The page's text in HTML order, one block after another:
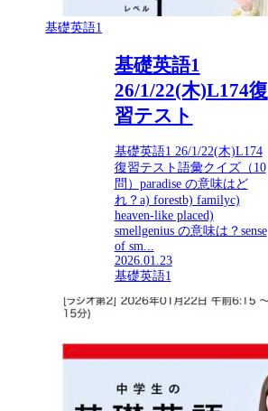
基礎英語1
基礎英語1
26/1/22(木)L174復
習テスト
基礎英語1 26/1/22(木)L174
復習テスト語彙クイズ（10
問）paradise の意味はど
れ？a) forestb) familyc)
heaven-like placed)
smellgenius の意味は？sense
of sm...
2026.01.23
基礎英語1